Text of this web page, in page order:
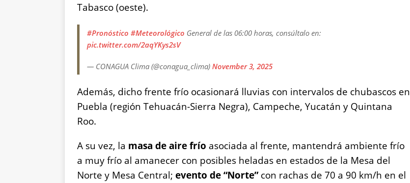
Tabasco (oeste).
#Pronóstico #Meteorológico General de las 06:00 horas, consúltalo en:
pic.twitter.com/2aqYKys2sV
— CONAGUA Clima (@conagua_clima) November 3, 2025
Además, dicho frente frío ocasionará lluvias con intervalos de chubascos en
Puebla (región Tehuacán-Sierra Negra), Campeche, Yucatán y Quintana
Roo.
A su vez, la masa de aire frío asociada al frente, mantendrá ambiente frío
a muy frío al amanecer con posibles heladas en estados de la Mesa del
Norte y Mesa Central; evento de “Norte”con rachas de 70 a 90 km/h en el